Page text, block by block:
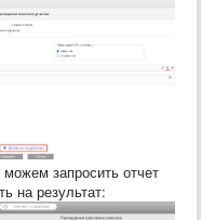
запросить отчет
на результат: